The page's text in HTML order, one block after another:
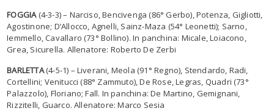
FOGGIA(4-3-3) – Narciso, Bencivenga (86° Gerbo), Potenza, Gigliotti,
Agostinone; D’Allocco, Agnelli, Sainz-Maza (54° Leonetti); Sarno,
Iemmello, Cavallaro (73° Bollino). In panchina: Micale, Loiacono,
Grea, Sicurella. Allenatore: Roberto De Zerbi
BARLETTA(4-5-1) – Liverani, Meola (91° Regno), Stendardo, Radi,
Cortellini; Venitucci (88° Zammuto), De Rose, Legras, Quadri (73°
Palazzolo), Floriano; Fall. In panchina: De Martino, Gemignani,
Rizzitelli, Guarco. Allenatore: Marco Sesia